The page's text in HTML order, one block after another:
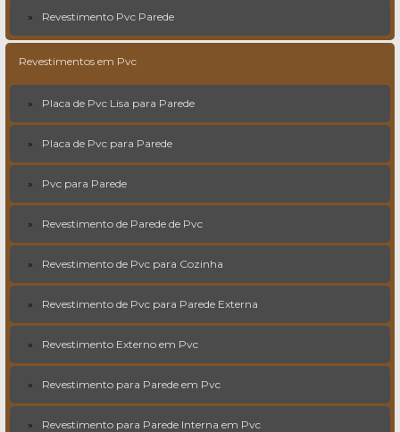
Revestimento Pvc Parede
Revestimentos em Pvc
Placa de Pvc Lisa para Parede
Placa de Pvc para Parede
Pvc para Parede
Revestimento de Parede de Pvc
Revestimento de Pvc para Cozinha
Revestimento de Pvc para Parede Externa
Revestimento Externo em Pvc
Revestimento para Parede em Pvc
Revestimento para Parede Interna em Pvc